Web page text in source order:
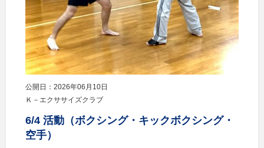
公開日：2026年06月10日
Ｋ－エクササイズクラブ
6/4 活動（ボクシング・キックボクシング・
空手）